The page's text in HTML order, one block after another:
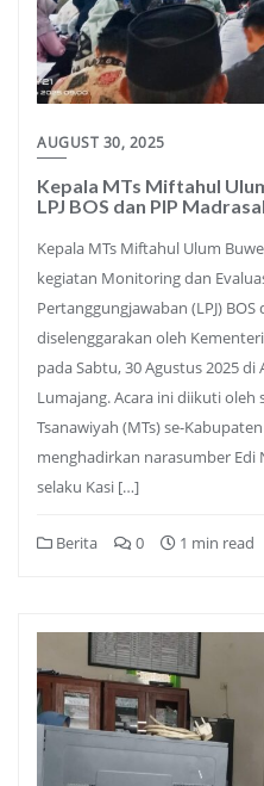
AUGUST 30, 2025
Kepala MTs Miftahul
LPJ BOS dan PIP
Kepala MTs Miftahul Ulum
kegiatan Monitoring dan
Pertanggungjawaban (LPJ)
diselenggarakan oleh
pada Sabtu, 30 Agustus 2025 di
Lumajang. Acara ini diikuti oleh
Tsanawiyah (MTs) se-
menghadirkan narasumber Edi
selaku Kasi […]
Berita 0 1 min read